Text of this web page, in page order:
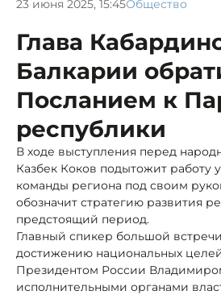
23 июня 2025, 15:45Общество
Глава
Балкарии
Посланием к
республики
В ходе выступления перед
Казбек Коков подытожит работу
команды региона под своим
обозначит стратегию развития
предстоящий период.
Главный спикер большой
достижению национальных
Президентом России
исполнительными органами